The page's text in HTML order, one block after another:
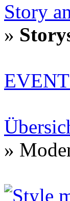
Story
»
»